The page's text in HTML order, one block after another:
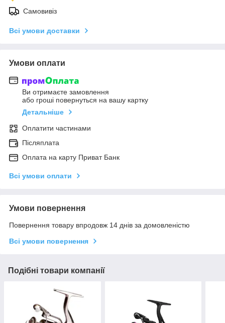
Самовивіз
Всі умови доставки
Умови оплати
Ви отримаєте замовлення
або гроші повернуться на вашу картку
Детальніше
Оплатити частинами
Післяплата
Оплата на карту Приват Банк
Всі умови оплати
Умови повернення
Повернення товару впродовж 14 днів за домовленістю
Всі умови повернення
Подібні товари компанії